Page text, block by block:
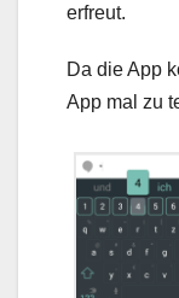
erfreut.
Da die App
App mal zu